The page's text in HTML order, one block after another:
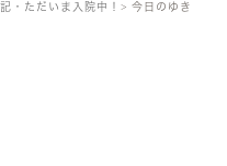
・ただいま入院中！ 今日のゆき